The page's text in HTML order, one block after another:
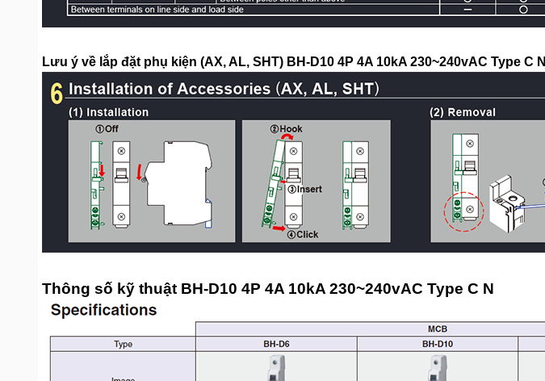
Lưu ý về lắp đặt phụ kiện (AX, AL, SHT) BH-D10 4P 4A 10kA 230~240vAC Type C N
Thông số kỹ thuật BH-D10 4P 4A 10kA 230~240vAC Type C N